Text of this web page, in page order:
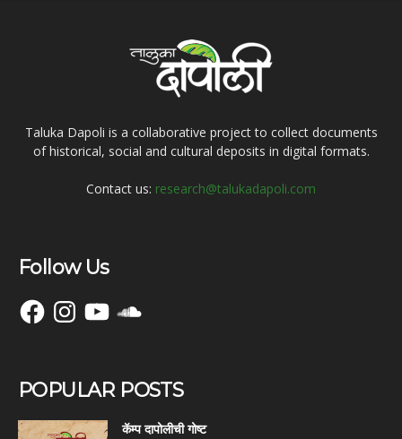
Taluka Dapoli is a collaborative project to collect documents
of historical, social and cultural deposits in digital formats.
Contact us: research@talukadapoli.com
Follow Us
FacebookInstagramYouTubeSoundCloud
POPULAR POSTS
कॅम्प दापोलीची गोष्ट